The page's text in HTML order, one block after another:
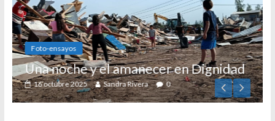
Foto-ensayos
Una noche y el amanecer en Dignidad
16 octubre 2025 Sandra Rivera 0